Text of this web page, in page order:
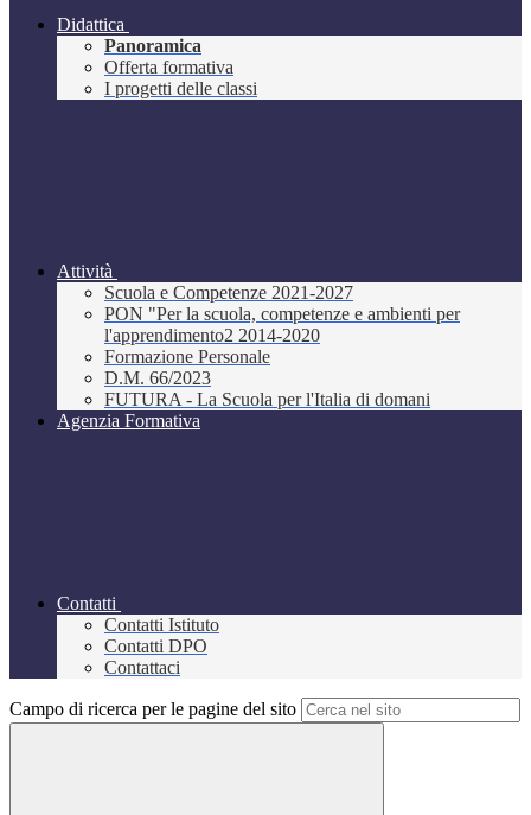
Didattica
Panoramica
Offerta formativa
I progetti delle classi
Attività
Scuola e Competenze 2021-2027
PON "Per la scuola, competenze e ambienti per
l'apprendimento2 2014-2020
Formazione Personale
D.M. 66/2023
FUTURA - La Scuola per l'Italia di domani
Agenzia Formativa
Contatti
Contatti Istituto
Contatti DPO
Contattaci
Campo di ricerca per le pagine del sito